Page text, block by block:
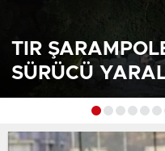
TIR
SÜRÜCÜ